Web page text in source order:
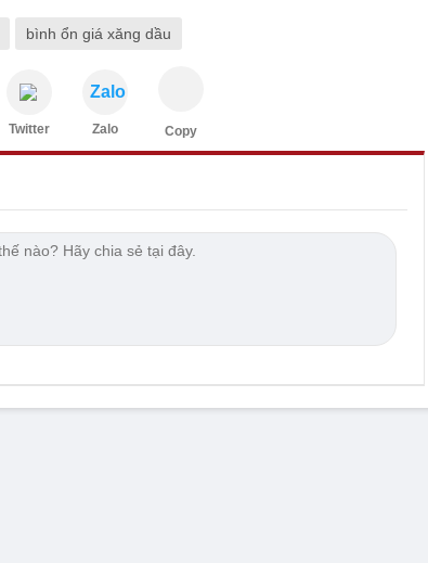
bình ổn giá xăng dầu
Twitter
Zalo
Zalo Copy